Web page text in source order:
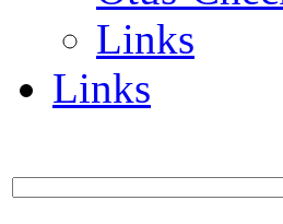
Links
Links